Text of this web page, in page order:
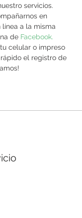
servicios.
en
línea a la misma
de Facebook.
celular o impreso
el registro de